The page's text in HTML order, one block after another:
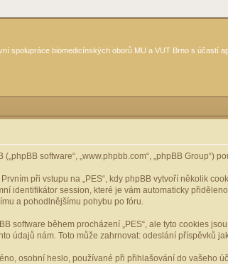
spolupráce biomedicínských oborů MU a VUT Brno s účastí
software“, „www.phpbb.com“, „phpBB
při vstupu na „PES“, kdy phpBB vytvoří několik
identifikátor session, které je vám automaticky
a pohodlnějšímu pohybu po fóru.
software během procházení „PES“, ale tyto cookies
údajů nám. Toto může zahrnovat: odeslání příspěvků
osobní heslo, používané při přihlašování do vašeho